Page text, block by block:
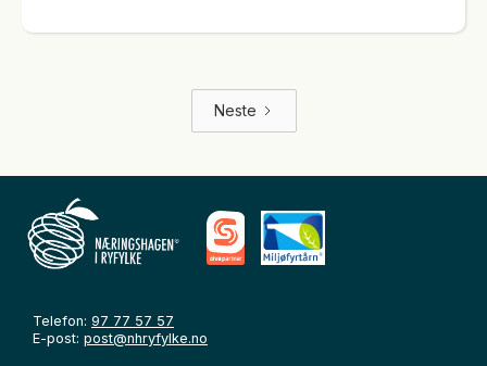
Neste
Telefon: 97 77 57 57
E-post: post@nhryfylke.no